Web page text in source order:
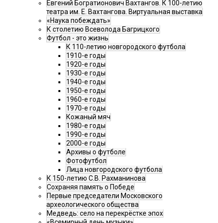
Евгений Богратионович Вахтангов. К 100-летию
театра им. Е. Вахтангова. Виртуальная выставка
«Наука побеждать»
К столетию Всеволода Багрицкого
Футбол - это жизнь
К 110-летию новгородского футбола
1910-е годы
1920-е годы
1930-е годы
1940-е годы
1950-е годы
1960-е годы
1970-е годы
Кожаный мяч
1980-е годы
1990-е годы
2000-е годы
Архивы о футболе
Фотофутбол
Лица новгородского футбола
К 150-летию С.В. Рахманинова
Сохраняя память о Победе
Первые председатели Московского
археологического общества
Медведь: село на перекрёстке эпох